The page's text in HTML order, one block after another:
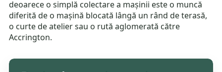
deoarece o simplă colectare a mașinii este o muncă
diferită de o mașină blocată lângă un rând de terasă,
o curte de atelier sau o rută aglomerată către
Accrington.